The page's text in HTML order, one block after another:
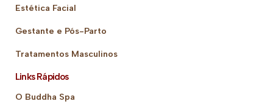
Estética Facial
Gestante e Pós-Parto
Tratamentos Masculinos
Links Rápidos
O Buddha Spa